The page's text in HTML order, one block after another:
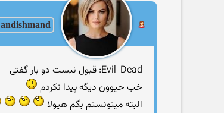
andishmand
Evil_Dead: قبول نیست دو بار گفتی
خب حیوون دیگه پیدا نکردم
البته میتونستم بگم هیولا